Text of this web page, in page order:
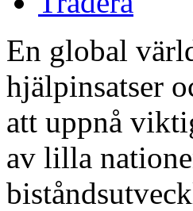
En global
hjälpinsatser
att uppnå
av lilla